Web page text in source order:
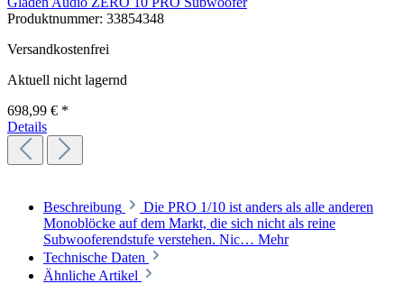
Produktnummer: 33854348
Versandkostenfrei
Aktuell nicht lagernd
698,99 € *
Details
Beschreibung
Die PRO 1/10 ist anders als alle anderen
Monoblöcke auf dem Markt, die sich nicht als reine
Subwooferendstufe verstehen. Nic… Mehr
Technische Daten
Ähnliche Artikel